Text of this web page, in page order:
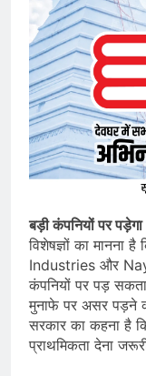
बड़ी कंपनियों पर
विशेषज्ञों का
Industries और
कंपनियों पर पड़
मुनाफे पर असर पड़ने
सरकार का कहना है
प्राथमिकता देना